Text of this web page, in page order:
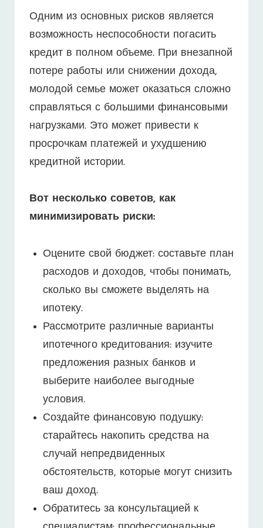
Одним из основных рисков является
возможность неспособности погасить
кредит в полном объеме. При внезапной
потере работы или снижении дохода,
молодой семье может оказаться сложно
справляться с большими финансовыми
нагрузками. Это может привести к
просрочкам платежей и ухудшению
кредитной истории.
Вот несколько советов, как
минимизировать риски:
Оцените свой бюджет: составьте план
расходов и доходов, чтобы понимать,
сколько вы сможете выделять на
ипотеку.
Рассмотрите различные варианты
ипотечного кредитования: изучите
предложения разных банков и
выберите наиболее выгодные
условия.
Создайте финансовую подушку:
старайтесь накопить средства на
случай непредвиденных
обстоятельств, которые могут снизить
ваш доход.
Обратитесь за консультацией к